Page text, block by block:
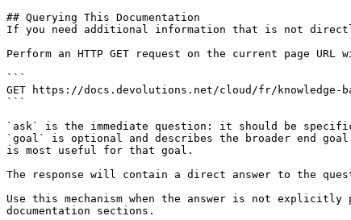
## Querying This Documentation
If you need additional information that is not
Perform an HTTP GET request on the current page
```
GET https://docs.devolutions.net/cloud/fr/knowledge-
```
`ask` is the immediate question: it should be
`goal` is optional and describes the broader end
is most useful for that goal.
The response will contain a direct answer to the
Use this mechanism when the answer is not